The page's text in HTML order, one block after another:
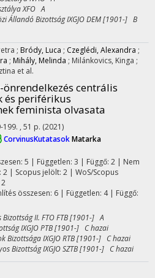
XFO A
Állandó Bizottság IXGJO DEM [1901-] B
; Bródy, Luca ; Czeglédi, Alexandra ;
; Mihály, Melinda ; Milánkovics, Kinga ;
et al.
centrális
és periférikus
feminista olvasata
199. , 51 p. (2021)
CorvinusKutatasokMatarka
5 | Független: 3 | Függő: 2 | Nem
| Scopus jelölt: 2 | WoS/Scopus
összesen: 6| Független: 4 | Függő:
II. FTO FTB [1901-] A
IXGJO PTB [1901-] C hazai
Bizottsága IXGJO RTB [1901-] C hazai
Bizottság IXGJO SZTB [1901-] C hazai